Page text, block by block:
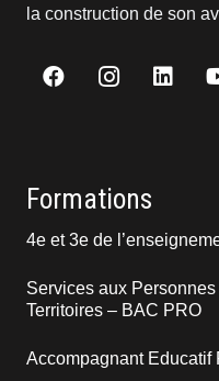
la construction de son
Formations
4e et 3e de
Services aux
Territoires – BAC PRO
Accompagnant Educatif